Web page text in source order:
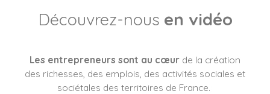
Découvrez-nous en vidéo
Les entrepreneurs sont au cœur de la création
des richesses, des emplois, des activités sociales et
sociétales des territoires de France.